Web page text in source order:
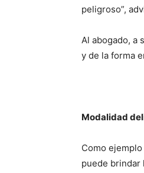
peligroso”,
Al abogado, a
y de la forma
Modalidad
Como
puede brindar